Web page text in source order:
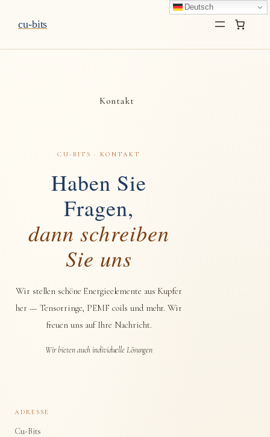
Inhaltcu-bits
Kontakt
CU-BITS · KONTAKT
Haben Sie
Fragen,
dann schreiben
Sie uns
Wir stellen schöne Energieelemente aus Kupfer
her — Tensorringe, PEMF coils und mehr. Wir
freuen uns auf Ihre Nachricht.
Wir bieten auch individuelle Lösungen
ADRESSE
Cu-Bits
Deutsch